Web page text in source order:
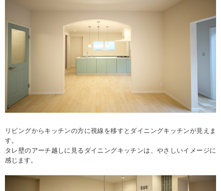
リビングからキッチンの方に視線を移すとダイニングキッチンが見えま
す。
タレ壁のアーチ越しに見るダイニングキッチンは、やさしいイメージに
感じます。